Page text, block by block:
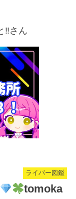
‼︎さん
ライバー図鑑
tomoka